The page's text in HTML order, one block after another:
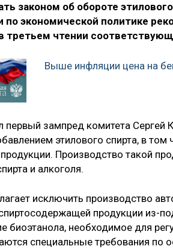
законом об обороте
по экономической политике
третьем чтении
Выше инфляции цена на
первый зампред комитета
этилового спирта, в
Производство такой
и алкоголя.
исключить производство
продукции из-
биоэтанола, необходимое для
специальные требования по